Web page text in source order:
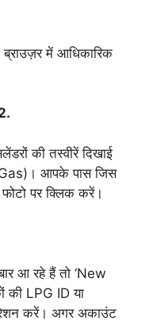
में आधिकारिक
की तस्वीरें दिखाई
आपके पास जिस
पर क्लिक करें।
आ रहे हैं तो ‘New
की LPG ID या
करें। अगर अकाउंट